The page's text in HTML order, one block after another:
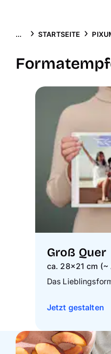
... STARTSEITE
Groß Quer
ca. 28×21 cm (~
Das
Jetzt gestalten